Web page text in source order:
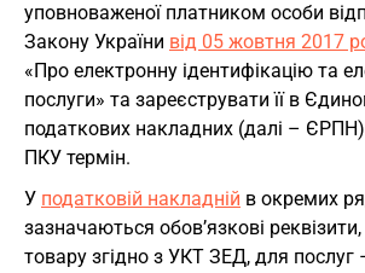
уповноваженої платником особи
Закону України від 05 жовтня 2017
«Про електронну ідентифікацію та
послуги» та зареєструвати її в
податкових накладних (далі –
ПКУ термін.
У податковій накладній в окремих
зазначаються обов’язкові
товару згідно з УКТ ЗЕД, для послуг